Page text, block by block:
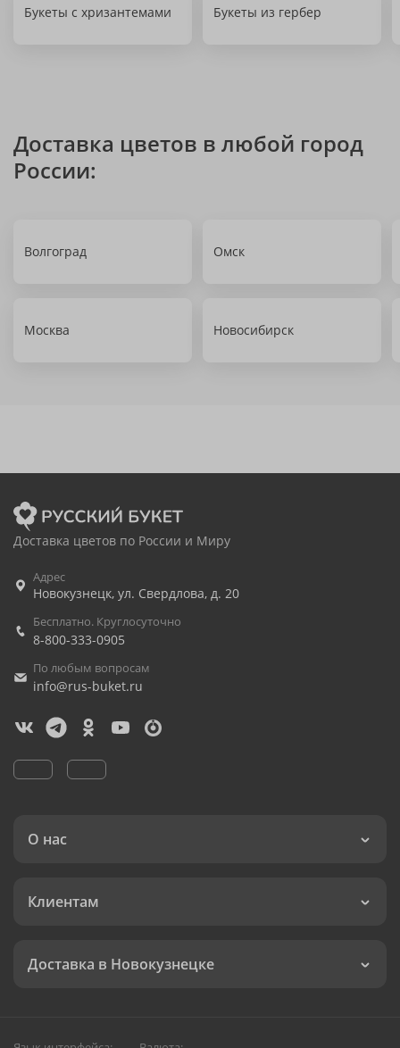
Букеты с хризантемами Букеты из гербер
Доставка цветов в любой город
России:
Волгоград Омск
Москва Новосибирск
Доставка цветов по России и Миру
Адрес
Новокузнецк, ул. Свердлова, д. 20
Бесплатно. Круглосуточно
8-800-333-0905
По любым вопросам
info@rus-buket.ru
О нас
Клиентам
Доставка в Новокузнецке